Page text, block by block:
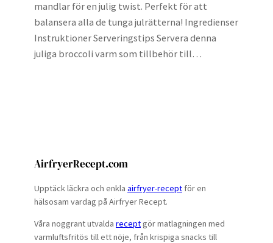
mandlar för en julig twist. Perfekt för att
balansera alla de tunga julrätterna! Ingredienser
Instruktioner Serveringstips Servera denna
juliga broccoli varm som tillbehör till…
AirfryerRecept.com
Upptäck läckra och enkla airfryer-recept för en
hälsosam vardag på Airfryer Recept.
Våra noggrant utvalda receptgör matlagningen med
varmluftsfritös till ett nöje, från krispiga snacks till